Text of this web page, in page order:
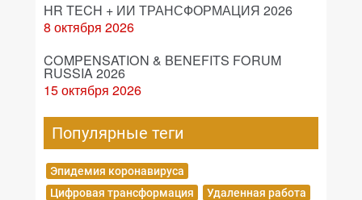
HR TECH + ИИ ТРАНСФОРМАЦИЯ 2026
8 октября 2026
COMPENSATION & BENEFITS FORUM
RUSSIA 2026
15 октября 2026
Популярные теги
Эпидемия коронавируса
Цифровая трансформация
Удаленная работа